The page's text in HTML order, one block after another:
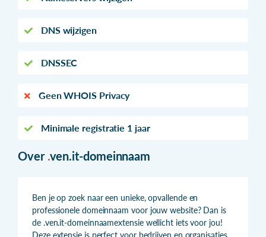
DNS wijzigen
DNSSEC
Geen WHOIS Privacy
Minimale registratie 1 jaar
Over .ven.it-domeinnaam
Ben je op zoek naar een unieke, opvallende en
professionele domeinnaam voor jouw website? Dan is
de .ven.it-domeinnaamextensie wellicht iets voor jou!
Deze extensie is perfect voor bedrijven en organisaties